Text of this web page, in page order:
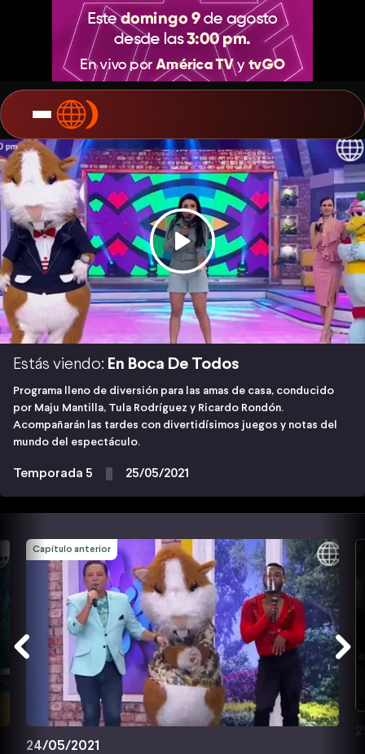
Estás viendo: En Boca De Todos
Programa lleno de diversión para las amas de casa, conducido
por Maju Mantilla, Tula Rodríguez y Ricardo Rondón.
Acompañarán las tardes con divertidísimos juegos y notas del
mundo del espectáculo.
Temporada 5 25/05/2021
Capítulo anterior
24/05/2021